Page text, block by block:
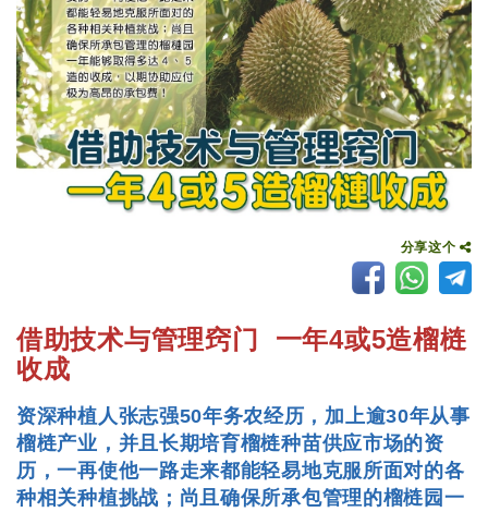
分享这个
借助技术与管理窍门 一年4或5造榴梿
收成
资深种植人张志强50年务农经历，加上逾30年从事
榴梿产业，并且长期培育榴梿种苗供应市场的资
历，一再使他一路走来都能轻易地克服所面对的各
种相关种植挑战；尚且确保所承包管理的榴梿园一